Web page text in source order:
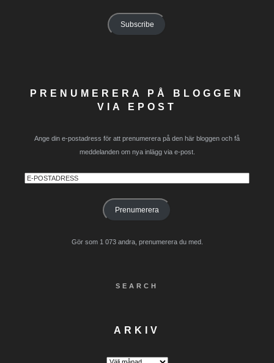
Subscribe
PRENUMERERA PÅ BLOGGEN
VIA EPOST
Ange din e-postadress för att prenumerera på den här bloggen och få
meddelanden om nya inlägg via e-post.
E-
Prenumerera
Gör som 1 073 andra, prenumerera du med.
SEARCH
ARKIV
Arkiv